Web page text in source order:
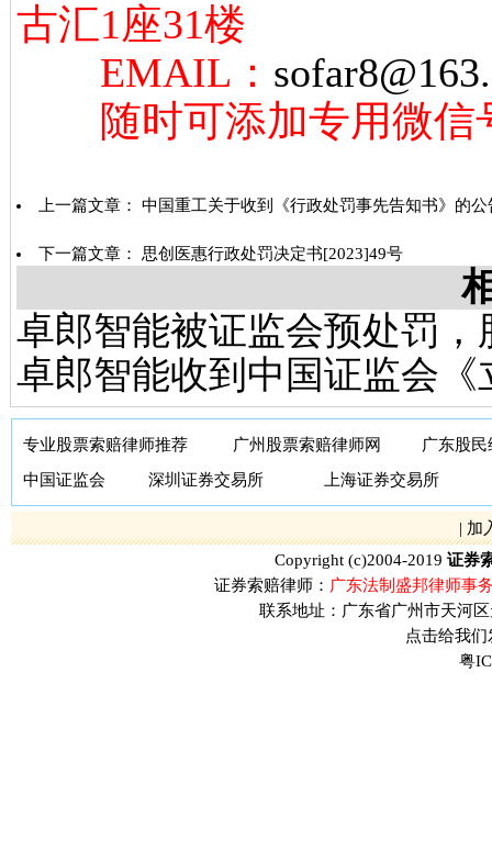
古汇1座31楼
EMAIL：
随时可添加专用微信
上一篇文章： 中国重工关于收到《行政处罚事先告知书》的公
下一篇文章： 思创医惠行政处罚决定书[2023]49号
卓郎智能被证监会预处罚，
卓郎智能收到中国证监会《
专业股票索赔律师推荐 广州股票索赔律师网
广东股
中国证监会
深圳证券交易所 上海证券交易所
| 加
Copyright (c)2004-2019 证券
证券索赔律师： 广东法制盛邦律师事
联系地址：广东省广州市天河
点击给我们
粤